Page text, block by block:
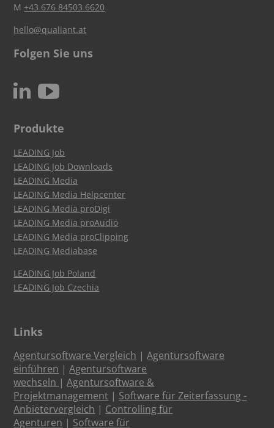
M+43 676 84503 6620
hello@qualiant.at
Folgen Sie uns
N c
Produkte
LEADING Job
LEADING Job Downloads
LEADING Media
LEADING Media Helpcenter
LEADING Media proDigi
LEADING Media proAudio
LEADING Media proClipping
LEADING Mediabase
LEADING Job Poland
LEADING Job Czechia
Links
Agentursoftware Vergleich |Agentursoftware
einführen |Agentursoftware
wechseln |Agentursoftware &
Projektmanagement | Software für Zeiterfassung -
Anbietervergleich | Controlling für
Agenturen | Software für